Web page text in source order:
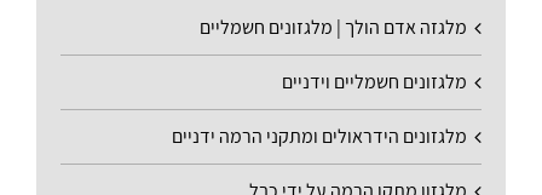
מלגזה אדם הולך | מלגזונים חשמליים
מלגזונים חשמליים וידניים
מלגזונים הידראולים ומתקני הרמה ידניים